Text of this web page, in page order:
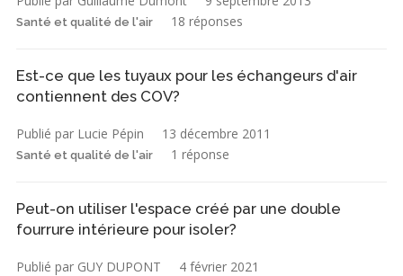
Santé et qualité de l'air 18 réponses
Est-ce que les tuyaux pour les échangeurs d'air
contiennent des COV?
Publié par Lucie Pépin 13 décembre 2011
Santé et qualité de l'air 1 réponse
Peut-on utiliser l'espace créé par une double
fourrure intérieure pour isoler?
Publié par GUY DUPONT 4 février 2021